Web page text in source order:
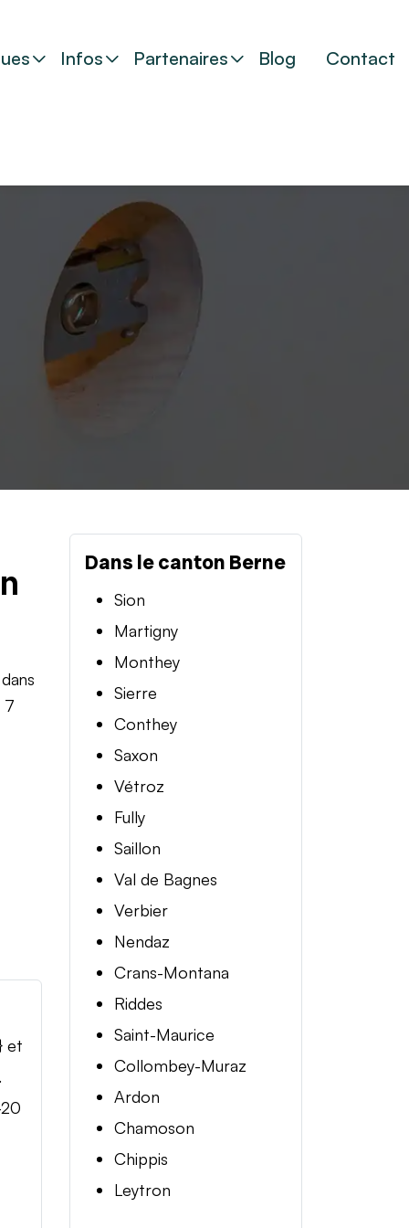
Infos Partenaires Blog Contact
7
et
Dans le canton Berne
Sion
Martigny
Monthey
Sierre
Conthey
Saxon
Vétroz
Fully
Saillon
Val de Bagnes
Verbier
Nendaz
Crans-Montana
Riddes
Saint-Maurice
Collombey-Muraz
Ardon
Chamoson
Chippis
Leytron